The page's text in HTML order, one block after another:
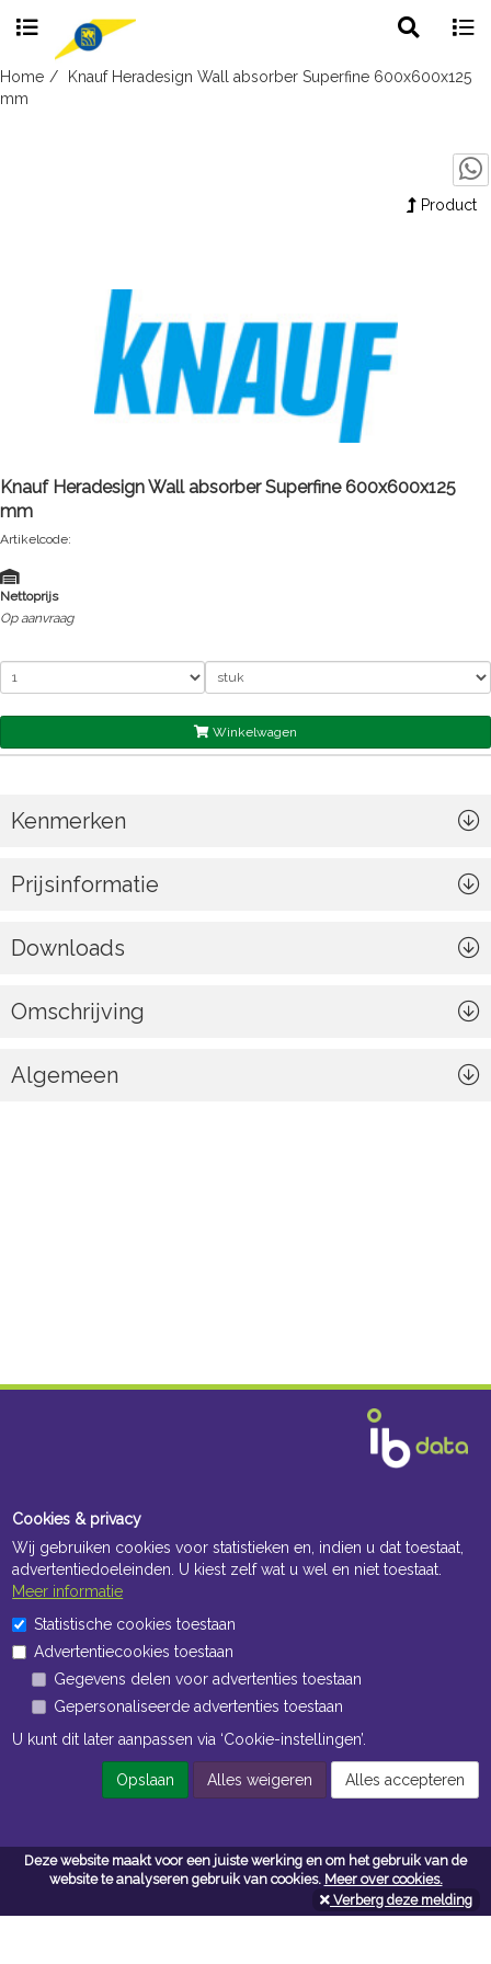
Deze website maakt voor een juiste werking en om het gebruik van de
website te analyseren gebruik van cookies. Meer over cookies.
Verberg deze melding
Skip
to
search
Home
Knauf Heradesign Wall absorber Superfine 600x600x125
mm
Product
Knauf Heradesign Wall absorber Superfine 600x600x125
mm
Artikelcode:
Nettoprijs
Op aanvraag
Winkelwagen
Kenmerken
Prijsinformatie
Downloads
Omschrijving
Algemeen
Openingstijden Kantoor
Openingstijden Magazijn
Navigatie
Algemene voorwaarden
Privacy
Cookies & privacy
Wij gebruiken cookies voor statistieken en, indien u dat toestaat,
advertentiedoeleinden. U kiest zelf wat u wel en niet toestaat.
Meer informatie
Statistische cookies toestaan
Advertentiecookies toestaan
Gegevens delen voor advertenties toestaan
Gepersonaliseerde advertenties toestaan
U kunt dit later aanpassen via ‘Cookie-instellingen’.
Opslaan Alles weigeren Alles accepteren